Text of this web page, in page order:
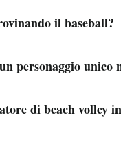
il baseball?
personaggio unico
di beach volley